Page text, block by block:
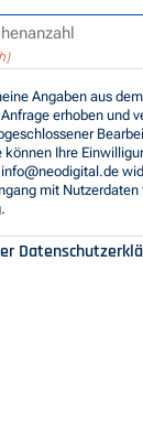
Angaben aus
erhoben und
Ihre
mit Nutzerdaten